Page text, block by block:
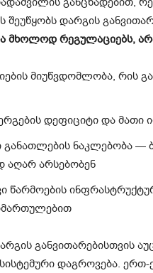
დარგის
მხოლოდ რეგულაციებს,
მიუწვდომლობა, რის
დეფიციტი და
ნაკლებობა —
აღარ არსებობენ
წარმოების
განვითარებისთვის
დაგროვება. ერთ-